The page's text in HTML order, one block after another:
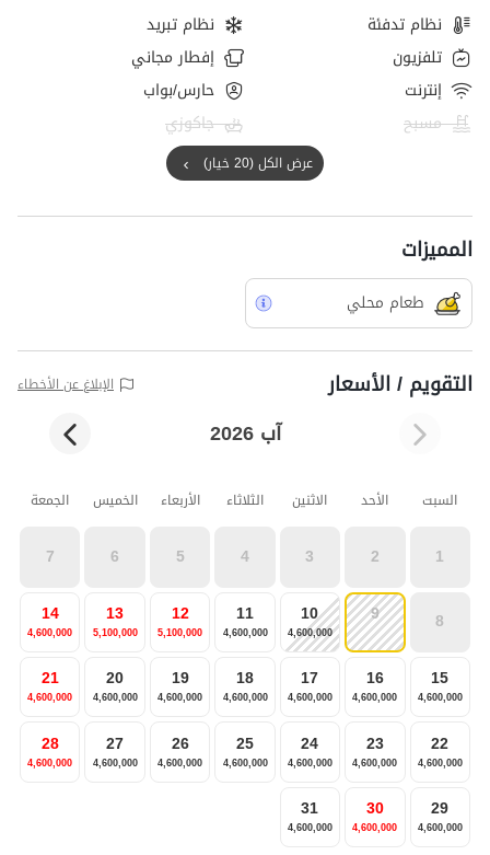
نظام تدفئة
نظام تبريد
تلفزيون
إفطار مجاني
إنترنت
حارس/بواب
مسبح
جاكوزي
عرض الكل (20 خيار)
المميزات
طعام محلي
التقويم / الأسعار الإبلاغ عن الأخطاء
آب 2026
السبت الأحد الاثنين الثلاثاء الأربعاء الخميس الجمعة
1
2
3
4
5
6
7
8
9
10
4,600,000
11
4,600,000
12
5,100,000
13
5,100,000
14
4,600,000
15
4,600,000
16
4,600,000
17
4,600,000
18
4,600,000
19
4,600,000
20
4,600,000
21
4,600,000
22
4,600,000
23
4,600,000
24
4,600,000
25
4,600,000
26
4,600,000
27
4,600,000
28
4,600,000
29
4,600,000
30
4,600,000
31
4,600,000